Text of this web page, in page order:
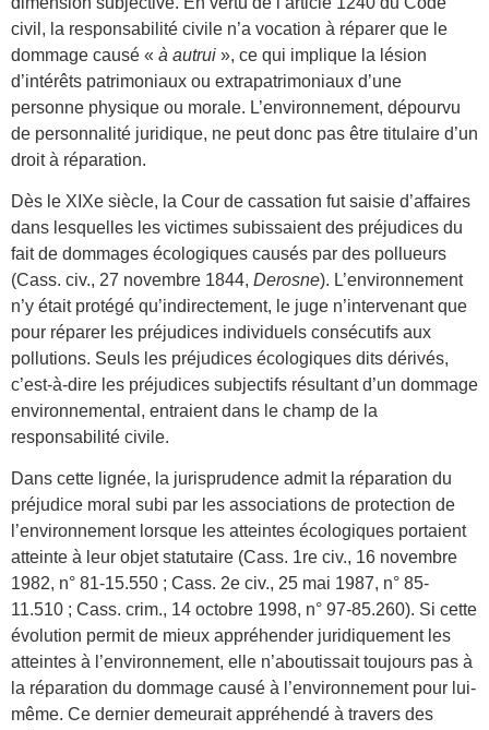
civil, la responsabilité civile n’a vocation à réparer que le
dommage causé « à autrui », ce qui implique la lésion
d’intérêts patrimoniaux ou extrapatrimoniaux d’une
personne physique ou morale. L’environnement, dépourvu
de personnalité juridique, ne peut donc pas être titulaire d’un
droit à réparation.
Dès le XIXe siècle, la Cour de cassation fut saisie d’affaires
dans lesquelles les victimes subissaient des préjudices du
fait de dommages écologiques causés par des pollueurs
(Cass. civ., 27 novembre 1844, Derosne). L’environnement
n’y était protégé qu’indirectement, le juge n’intervenant que
pour réparer les préjudices individuels consécutifs aux
pollutions. Seuls les préjudices écologiques dits dérivés,
c’est-à-dire les préjudices subjectifs résultant d’un dommage
environnemental, entraient dans le champ de la
responsabilité civile.
Dans cette lignée, la jurisprudence admit la réparation du
préjudice moral subi par les associations de protection de
l’environnement lorsque les atteintes écologiques portaient
atteinte à leur objet statutaire (Cass. 1re civ., 16 novembre
1982, n° 81-15.550 ; Cass. 2e civ., 25 mai 1987, n° 85-
11.510 ; Cass. crim., 14 octobre 1998, n° 97-85.260). Si cette
évolution permit de mieux appréhender juridiquement les
atteintes à l’environnement, elle n’aboutissait toujours pas à
la réparation du dommage causé à l’environnement pour lui-
même. Ce dernier demeurait appréhendé à travers des